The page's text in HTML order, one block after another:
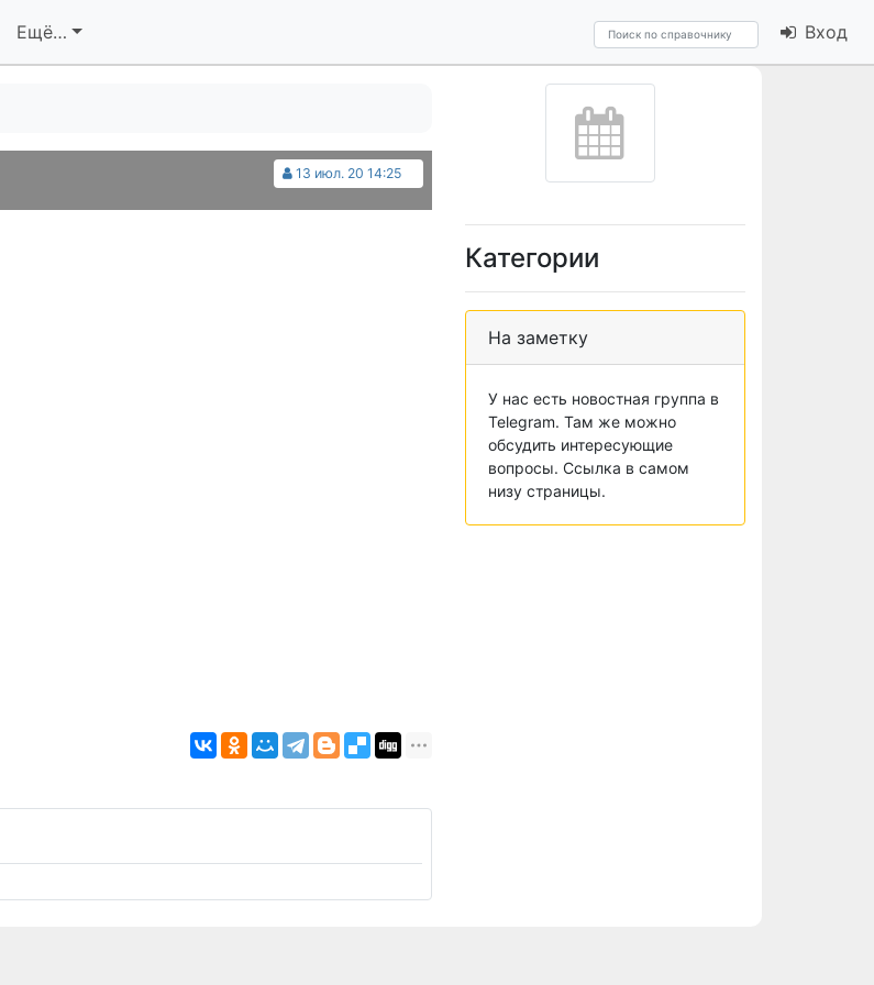
Ещё… Вход
13 июл. 20 14:25
Категории
На заметку
У нас есть новостная группа в
Telegram. Там же можно
обсудить интересующие
вопросы. Ссылка в самом
низу страницы.